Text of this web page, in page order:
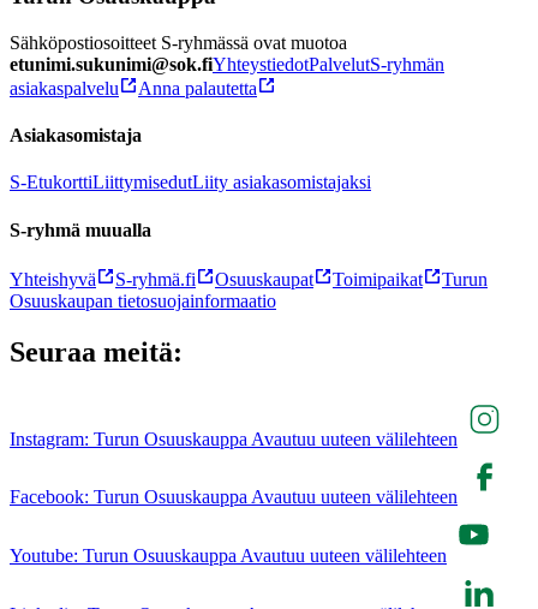
Sähköpostiosoitteet S-ryhmässä ovat muotoa
etunimi.sukunimi@sok.fiYhteystiedotPalvelutS-ryhmän
asiakaspalvelu
Anna palautetta
Asiakasomistaja
S-EtukorttiLiittymisedutLiity asiakasomistajaksi
S-ryhmä muualla
Yhteishyvä S-ryhmä.fi Osuuskaupat Toimipaikat
Turun
Osuuskaupan tietosuojainformaatio
Seuraa meitä:
Instagram: Turun Osuuskauppa Avautuu uuteen välilehteen
Facebook: Turun Osuuskauppa Avautuu uuteen välilehteen
Youtube: Turun Osuuskauppa Avautuu uuteen välilehteen